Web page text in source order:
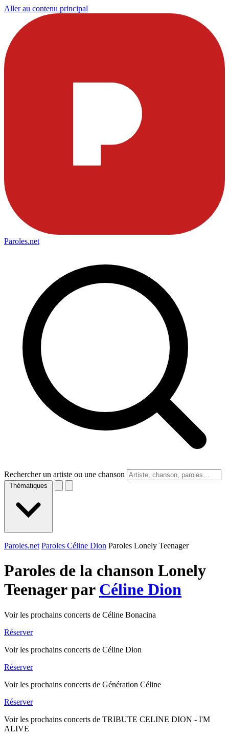
Aller au contenu principal
Paroles.net
Rechercher un artiste ou une chanson
Thématiques
Paroles.net Paroles Céline Dion Paroles Lonely Teenager
Paroles de la chanson Lonely
Teenager par Céline Dion
Voir les prochains concerts de Céline Bonacina
Réserver
Voir les prochains concerts de Céline Dion
Réserver
Voir les prochains concerts de Génération Céline
Réserver
Voir les prochains concerts de TRIBUTE CELINE DION - I'M
ALIVE